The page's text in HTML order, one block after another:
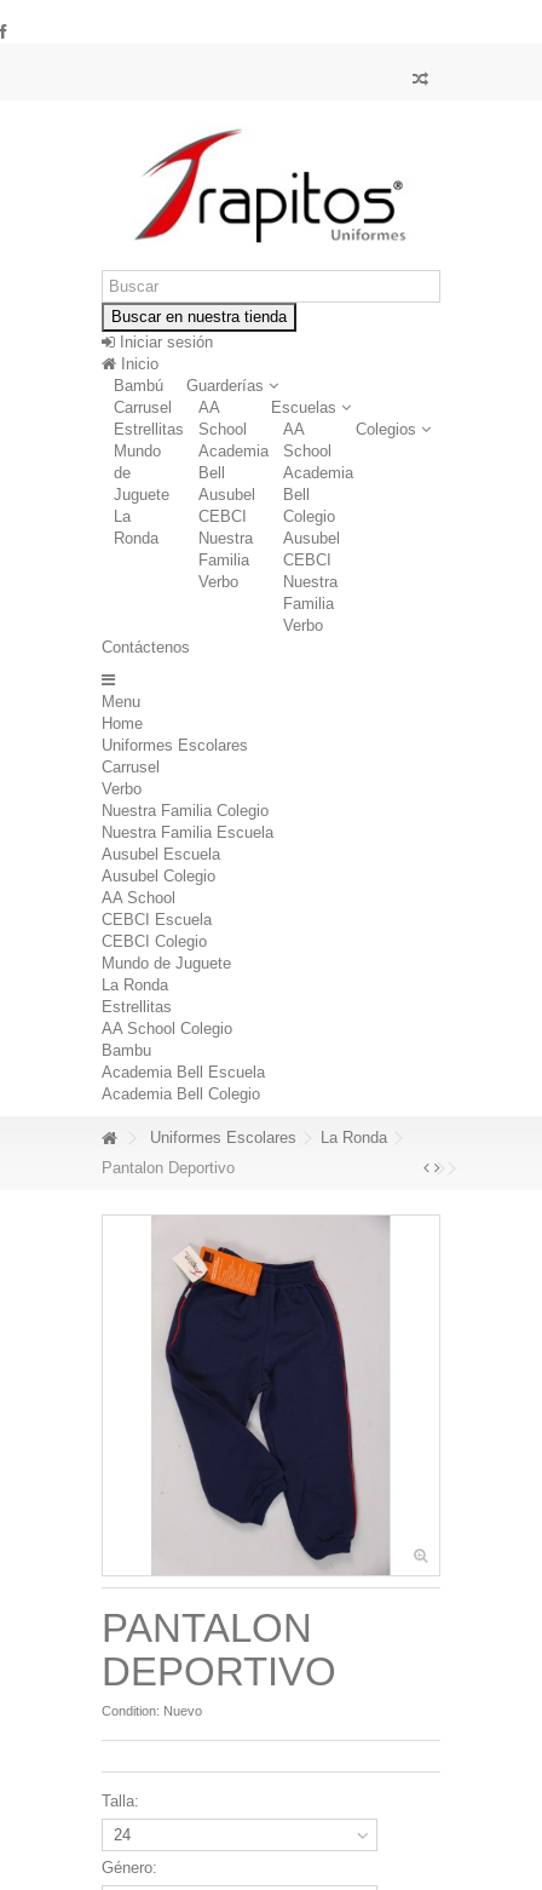
Buscar en nuestra tienda
Iniciar sesión
Inicio
Guarderías
Bambú
Carrusel
Estrellitas
Mundo
de
Juguete
La
Ronda
Escuelas
AA
School
Academia
Bell
Ausubel
CEBCI
Nuestra
Familia
Verbo
Colegios
AA
School
Academia
Bell
Colegio
Ausubel
CEBCI
Nuestra
Familia
Verbo
Contáctenos
Menu
Home
Uniformes Escolares
Carrusel
Verbo
Nuestra Familia Colegio
Nuestra Familia Escuela
Ausubel Escuela
Ausubel Colegio
AA School
CEBCI Escuela
CEBCI Colegio
Mundo de Juguete
La Ronda
Estrellitas
AA School Colegio
Bambu
Academia Bell Escuela
Academia Bell Colegio
Uniformes Escolares
La Ronda
Pantalon Deportivo
PANTALON
DEPORTIVO
Condition: Nuevo
Talla:
24
Género: